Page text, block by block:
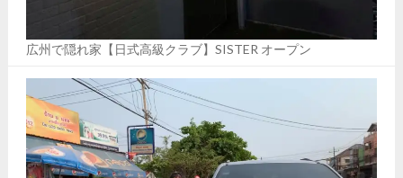
広州で隠れ家【日式高級クラブ】SISTER オープン